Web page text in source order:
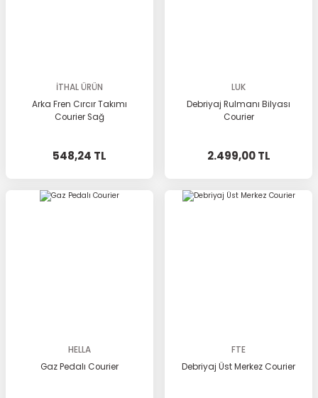
İTHAL ÜRÜN
Arka Fren Cırcır Takımı
Courier Sağ
548,24 TL
LUK
Debriyaj Rulmanı Bilyası
Courier
2.499,00 TL
HELLA
Gaz Pedalı Courier
FTE
Debriyaj Üst Merkez Courier